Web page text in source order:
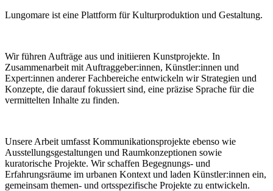
Lungomare ist eine Plattform für Kulturproduktion und Gestaltung.
Wir führen Aufträge aus und initiieren Kunstprojekte. In
Zusammenarbeit mit Auftraggeber:innen, Künstler:innen und
Expert:innen anderer Fachbereiche entwickeln wir Strategien und
Konzepte, die darauf fokussiert sind, eine präzise Sprache für die
vermittelten Inhalte zu finden.
Unsere Arbeit umfasst Kommunikationsprojekte ebenso wie
Ausstellungsgestaltungen und Raumkonzeptionen sowie
kuratorische Projekte. Wir schaffen Begegnungs- und
Erfahrungsräume im urbanen Kontext und laden Künstler:innen ein,
gemeinsam themen- und ortsspezifische Projekte zu entwickeln.